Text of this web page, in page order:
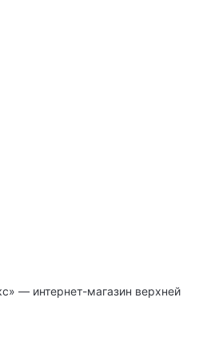
— интернет-магазин верхней